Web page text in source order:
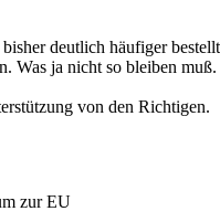
deutlich häufiger bestellt
Was ja nicht so bleiben muß.
von den Richtigen.
zur EU